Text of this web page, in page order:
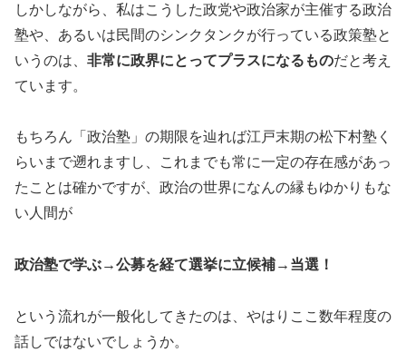
しかしながら、私はこうした政党や政治家が主催する政治
塾や、あるいは民間のシンクタンクが行っている政策塾と
いうのは、 非常に政界にとってプラスになるものだと考え
ています。
もちろん「政治塾」の期限を辿れば江戸末期の松下村塾く
らいまで遡れますし、これまでも常に一定の存在感があっ
たことは確かですが、政治の世界になんの縁もゆかりもな
い人間が
政治塾で学ぶ→公募を経て選挙に立候補→当選！
という流れが一般化してきたのは、やはりここ数年程度の
話しではないでしょうか。